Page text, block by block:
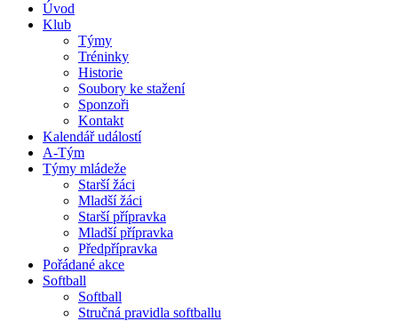
Úvod
Klub
Týmy
Tréninky
Historie
Soubory ke stažení
Sponzoři
Kontakt
Kalendář událostí
A-Tým
Týmy mládeže
Starší žáci
Mladší žáci
Starší přípravka
Mladší přípravka
Předpřípravka
Pořádané akce
Softball
Softball
Stručná pravidla softballu